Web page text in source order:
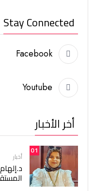
Stay Connected
Facebook
Youtube
أخر الأخبار
01
أخبار